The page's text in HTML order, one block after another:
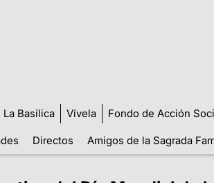
La Basílica Vívela Fondo de Acción
Directos Amigos de la Sagrada